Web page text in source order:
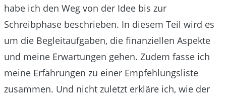
habe ich den Weg von der Idee bis zur
Schreibphase beschrieben. In diesem Teil wird es
um die Begleitaufgaben, die finanziellen Aspekte
und meine Erwartungen gehen. Zudem fasse ich
meine Erfahrungen zu einer Empfehlungsliste
zusammen. Und nicht zuletzt erkläre ich, wie der